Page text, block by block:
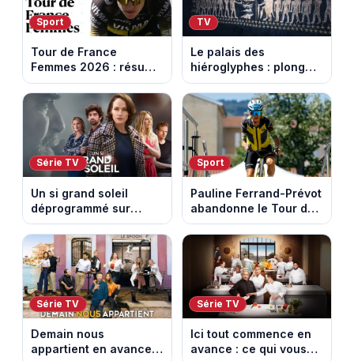
Sport
Tour de France
Femmes 2026 : résumé
vidéo de la 9e étape
entre Sisteron et Nice
TV
Le palais des
hiéroglyphes : plongez
dans la tombe
égyptienne qui fascine
les archéologues
Série TV
Un si grand soleil
déprogrammé sur
France 3 : cinq
épisodes inédits
diffusés le 13 août
Sport
Pauline Ferrand-Prévot
abandonne le Tour de
France Femmes avant
la 8e étape
Série TV
Demain nous
appartient en avance :
Série TV
Ici tout commence en
avance : ce qui vous